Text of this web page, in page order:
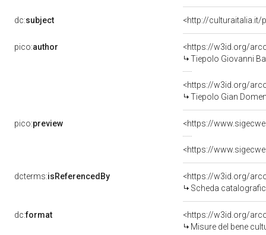
dc:subject <http://
pico:author
<https://w3id.org/
Tiepolo Giovanni
<https://w3id.org/
Tiepolo Gian
pico:preview <https://
<https://
dcterms:isReferencedBy
<https://w3id.org/
Scheda
dc:format
<https://w3id.org/
Misure del bene